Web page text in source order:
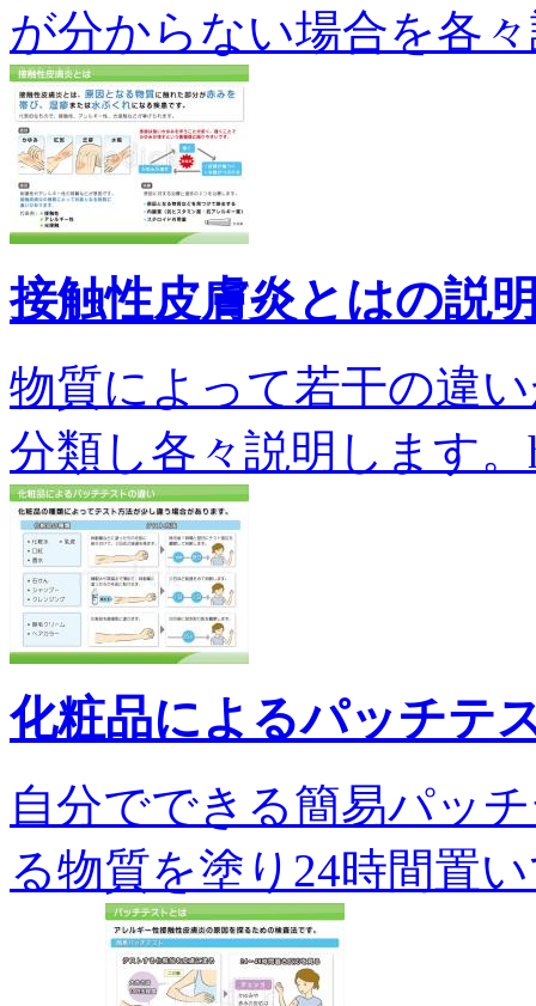
が分からない場合を各
接触性皮膚炎とはの説
物質によって若干の違
分類し各々説明します
化粧品によるパッチテ
自分でできる簡易パッ
る物質を塗り24時間置